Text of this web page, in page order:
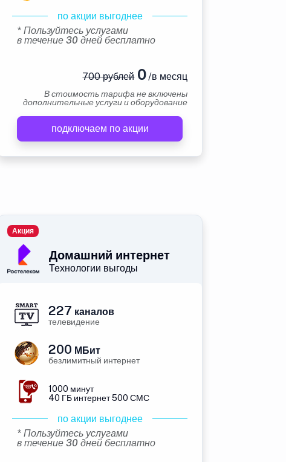
по акции выгоднее
* Пользуйтесь услугами
в течение 30 дней бесплатно
700 рублей0/в месяц
В стоимость тарифа не включены
дополнительные услуги и оборудование
подключаем по акции
Домашний интернет
Технологии выгоды
Акция
227 каналов
телевидение
200 МБит
безлимитный интернет
1000 минут
40 ГБ интернет 500 СМС
по акции выгоднее
* Пользуйтесь услугами
в течение 30 дней бесплатно